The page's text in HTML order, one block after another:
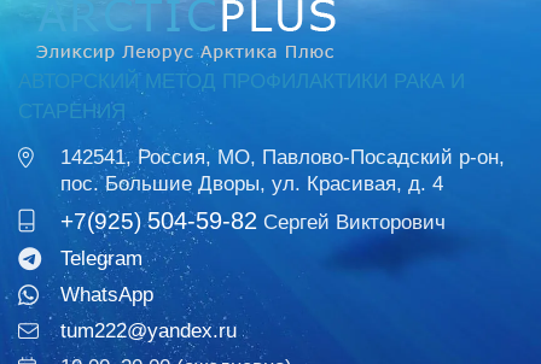
АВТОРСКИЙ МЕТОД ПРОФИЛАКТИКИ РАКА И
СТАРЕНИЯ
142541, Россия, МО, Павлово-Посадский р-он,
пос. Большие Дворы, ул. Красивая, д. 4
+7(925) 504-59-82 Сергей Викторович
Telegram
WhatsApp
tum222@yandex.ru